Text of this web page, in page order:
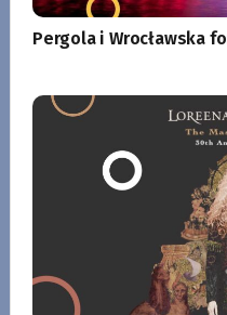
Pergola i Wrocławska